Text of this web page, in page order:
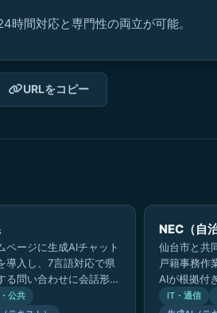
時間対応と専門性の両立が可能。
URLをコピー
ページに生成AIチャット
導入し、7言語対応で県
る問い合わせに会話形式
答。LINEからも利用可
公共
NEC（自
仙台市と共
戸籍事務作
AIが根拠付
調査のスピ
IT・通信